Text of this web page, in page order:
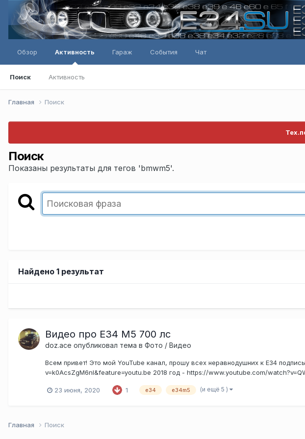
Обзор Активность
Поиск Активность
Гараж События Чат
Главная Поиск
Поиск
Показаны результаты для тегов 'bmwm5'.
Найдено 1 результат
Видео про E34 M5 700 лс
doz.ace опубликовал тема в Фото / Видео
Всем привет! Это мой YouTube канал, прошу всех неравнодушних к E34
v=k0AcsZgM6nI&feature=youtu.be 2018 год - https://www.youtube.com/
23 июня, 2020 1 e34 e34m5 (и ещё 5 )
Главная Поиск